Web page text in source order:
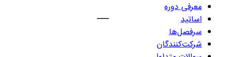
معرفی دوره
اساتید
سرفصل‌ها
شرکت‌کنندگان